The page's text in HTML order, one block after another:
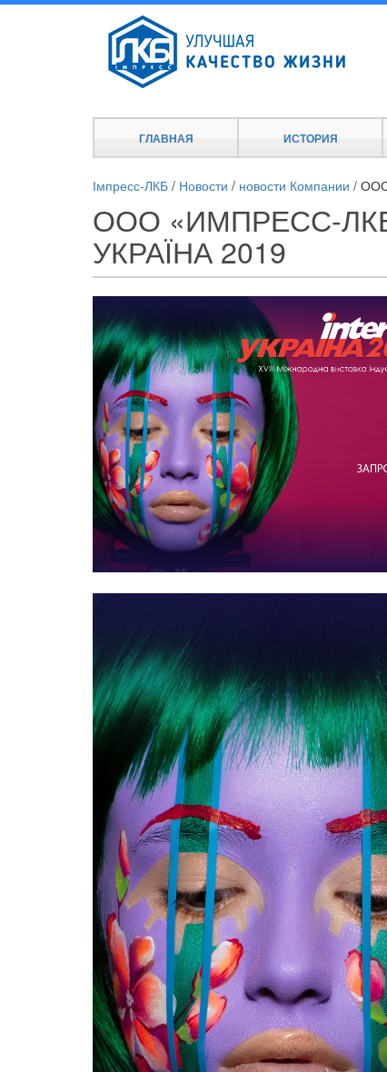
ГЛАВНАЯ ИСТОРИЯ
Імпресс-ЛКБ / Новости / новости Компании / ООО
ООО «ИМПРЕСС-
УКРАЇНА 2019